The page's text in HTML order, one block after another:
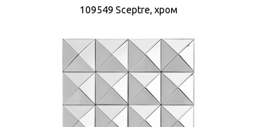
109549 Sceptre, хром